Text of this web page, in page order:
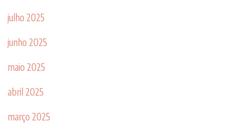
julho 2025
junho 2025
maio 2025
abril 2025
março 2025